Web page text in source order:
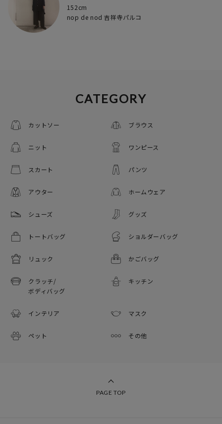
152cm
nop de nod 吉祥寺パルコ
CATEGORY
カットソー ブラウス
ニット ワンピース
スカート パンツ
アウター ホームウェア
シューズ グッズ
トートバッグ ショルダーバッグ
リュック かごバッグ
クラッチ/
ボディバッグ
キッチン
インテリア マスク
ペット その他
PAGE TOP